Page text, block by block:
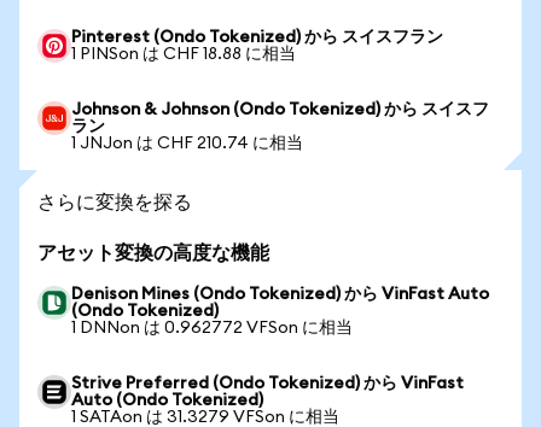
Pinterest (Ondo Tokenized) から スイスフラン
1 PINSon は CHF 18.88 に相当
Johnson & Johnson (Ondo Tokenized) から スイスフ
ラン
1 JNJon は CHF 210.74 に相当
さらに変換を探る
アセット変換の高度な機能
Denison Mines (Ondo Tokenized) から VinFast Auto
(Ondo Tokenized)
1 DNNon は 0.962772 VFSon に相当
Strive Preferred (Ondo Tokenized) から VinFast
Auto (Ondo Tokenized)
1 SATAon は 31.3279 VFSon に相当